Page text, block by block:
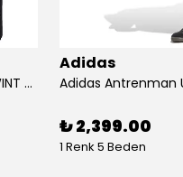
Adidas Antrenman Mont TIRO24 WINT JKT IJ7388
Adidas
₺ 2,399.00
1 Renk 5 Beden